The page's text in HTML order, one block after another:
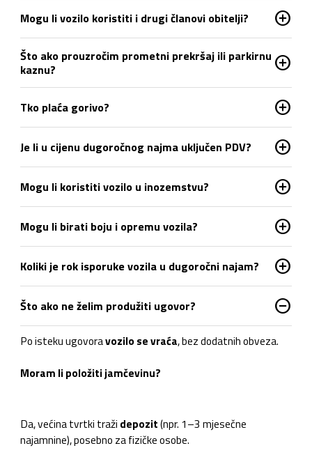
Mogu li vozilo koristiti i drugi članovi obitelji? add_circle
Što ako prouzročim prometni prekršaj ili parkirnu
kaznu?
add_circle
Tko plaća gorivo? add_circle
Je li u cijenu dugoročnog najma uključen PDV? add_circle
Mogu li koristiti vozilo u inozemstvu? add_circle
Mogu li birati boju i opremu vozila? add_circle
Koliki je rok isporuke vozila u dugoročni najam? add_circle
Što ako ne želim produžiti ugovor? do_not_disturb_on
Po isteku ugovoravozilo se vraća, bez dodatnih obveza.
Moram li položiti jamčevinu?
Da, većina tvrtki traži depozit(npr. 1–3 mjesečne
najamnine), posebno za fizičke osobe.